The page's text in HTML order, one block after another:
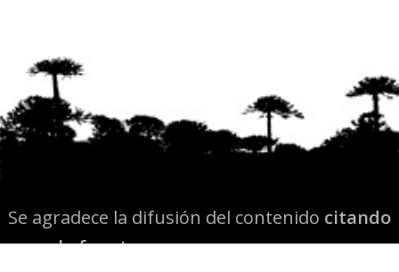
Se agradece la difusión del contenido citando
la fuente www.mapuexpress.org